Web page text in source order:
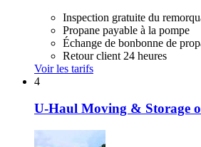
Inspection gratuite du
Propane payable à la pompe
Échange de bonbonne de
Retour client 24 heures
Voir les tarifs
4
U-Haul Moving & Storage